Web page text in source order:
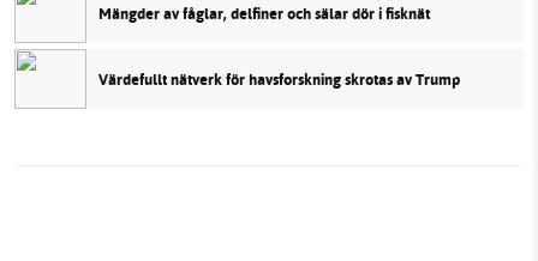
Mängder av fåglar, delfiner och sälar dör i fisknät
Värdefullt nätverk för havsforskning skrotas av Trump